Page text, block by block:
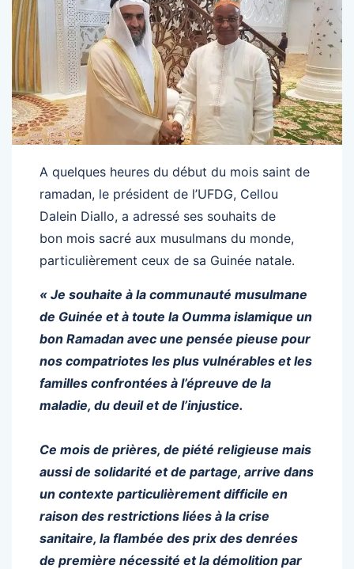
A quelques heures du début du mois saint de
ramadan, le président de l’UFDG, Cellou
Dalein Diallo, a adressé ses souhaits de
bon mois sacré aux musulmans du monde,
particulièrement ceux de sa Guinée natale.
« Je souhaite à la communauté musulmane
de Guinée et à toute la Oumma islamique un
bon Ramadan avec une pensée pieuse pour
nos compatriotes les plus vulnérables et les
familles confrontées à l’épreuve de la
maladie, du deuil et de l’injustice.
Ce mois de prières, de piété religieuse mais
aussi de solidarité et de partage, arrive dans
un contexte particulièrement difficile en
raison des restrictions liées à la crise
sanitaire, la flambée des prix des denrées
de première nécessité et la démolition par